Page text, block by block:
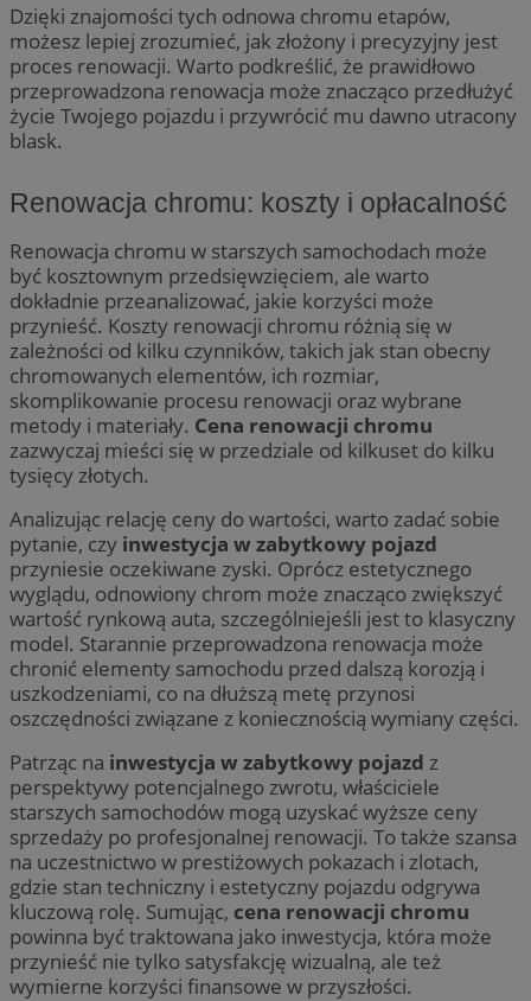
Dzięki znajomości tych odnowa chromu etapów,
możesz lepiej zrozumieć, jak złożony i precyzyjny jest
proces renowacji. Warto podkreślić, że prawidłowo
przeprowadzona renowacja może znacząco przedłużyć
życie Twojego pojazdu i przywrócić mu dawno utracony
blask.
Renowacja chromu: koszty i opłacalność
Renowacja chromu w starszych samochodach może
być kosztownym przedsięwzięciem, ale warto
dokładnie przeanalizować, jakie korzyści może
przynieść. Koszty renowacji chromu różnią się w
zależności od kilku czynników, takich jak stan obecny
chromowanych elementów, ich rozmiar,
skomplikowanie procesu renowacji oraz wybrane
metody i materiały. Cena renowacji chromu
zazwyczaj mieści się w przedziale od kilkuset do kilku
tysięcy złotych.
Analizując relację ceny do wartości, warto zadać sobie
pytanie, czy inwestycja w zabytkowy pojazd
przyniesie oczekiwane zyski. Oprócz estetycznego
wyglądu, odnowiony chrom może znacząco zwiększyć
wartość rynkową auta, szczególniejeśli jest to klasyczny
model. Starannie przeprowadzona renowacja może
chronić elementy samochodu przed dalszą korozją i
uszkodzeniami, co na dłuższą metę przynosi
oszczędności związane z koniecznością wymiany części.
Patrząc na inwestycja w zabytkowy pojazd z
perspektywy potencjalnego zwrotu, właściciele
starszych samochodów mogą uzyskać wyższe ceny
sprzedaży po profesjonalnej renowacji. To także szansa
na uczestnictwo w prestiżowych pokazach i zlotach,
gdzie stan techniczny i estetyczny pojazdu odgrywa
kluczową rolę. Sumując, cena renowacji chromu
powinna być traktowana jako inwestycja, która może
przynieść nie tylko satysfakcję wizualną, ale też
wymierne korzyści finansowe w przyszłości.